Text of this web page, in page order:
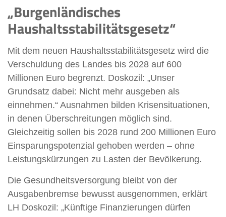
„Burgenländisches
Haushaltsstabilitätsgesetz“
Mit dem neuen Haushaltsstabilitätsgesetz wird die
Verschuldung des Landes bis 2028 auf 600
Millionen Euro begrenzt. Doskozil: „Unser
Grundsatz dabei: Nicht mehr ausgeben als
einnehmen.“ Ausnahmen bilden Krisensituationen,
in denen Überschreitungen möglich sind.
Gleichzeitig sollen bis 2028 rund 200 Millionen Euro
Einsparungspotenzial gehoben werden – ohne
Leistungskürzungen zu Lasten der Bevölkerung.
Die Gesundheitsversorgung bleibt von der
Ausgabenbremse bewusst ausgenommen, erklärt
LH Doskozil: „Künftige Finanzierungen dürfen